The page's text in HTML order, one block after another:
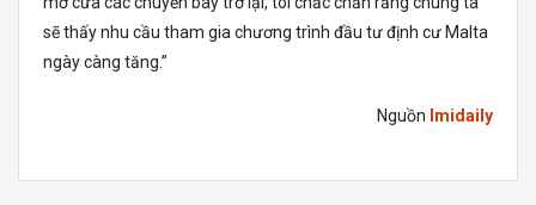
sẽ thấy nhu cầu tham gia chương trình đầu tư định cư Malta
ngày càng tăng.”
Nguồn Imidaily